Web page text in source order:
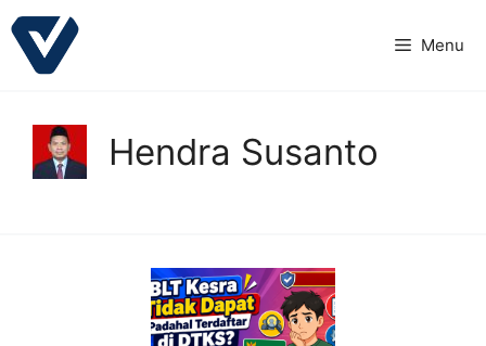
Langsung
ke
Menu
Hendra Susanto